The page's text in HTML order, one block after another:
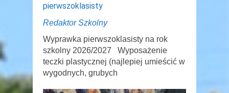
pierwszoklasisty
Redaktor Szkolny
Wyprawka pierwszoklasisty na rok
szkolny 2026/2027 Wyposażenie
teczki plastycznej (najlepiej umieścić w
wygodnych, grubych